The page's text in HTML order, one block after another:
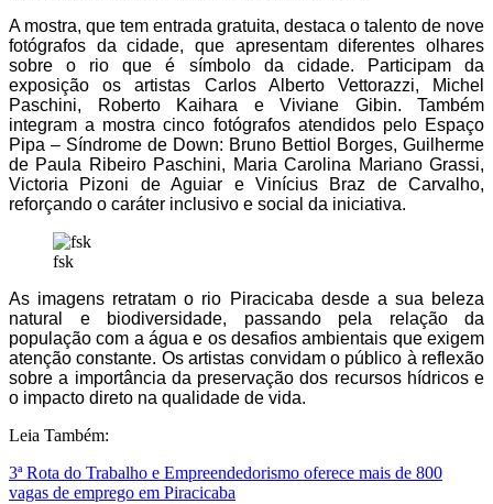
A mostra, que tem entrada gratuita, destaca o talento de nove
fotógrafos da cidade, que apresentam diferentes olhares
sobre o rio que é símbolo da cidade. Participam da
exposição os artistas Carlos Alberto Vettorazzi, Michel
Paschini, Roberto Kaihara e Viviane Gibin. Também
integram a mostra cinco fotógrafos atendidos pelo Espaço
Pipa – Síndrome de Down: Bruno Bettiol Borges, Guilherme
de Paula Ribeiro Paschini, Maria Carolina Mariano Grassi,
Victoria Pizoni de Aguiar e Vinícius Braz de Carvalho,
reforçando o caráter inclusivo e social da iniciativa.
fsk
As imagens retratam o rio Piracicaba desde a sua beleza
natural e biodiversidade, passando pela relação da
população com a água e os desafios ambientais que exigem
atenção constante. Os artistas convidam o público à reflexão
sobre a importância da preservação dos recursos hídricos e
o impacto direto na qualidade de vida.
Leia Também:
3ª Rota do Trabalho e Empreendedorismo oferece mais de 800
vagas de emprego em Piracicaba